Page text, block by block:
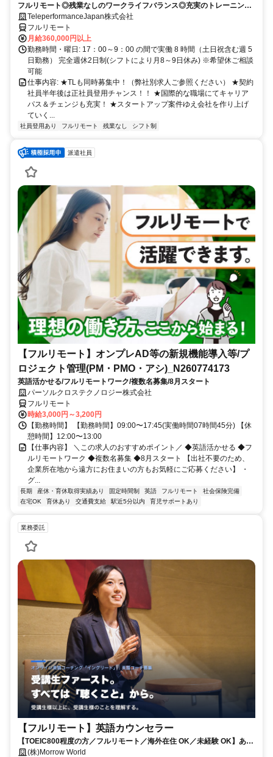
フルリモート◎残業なしのワークライフバランス◎充実のトレーニング
◎語学を活かして将来キャリア有望
TeleperformanceJapan株式会社
フルリモート
月給360,000円以上
勤務時間・曜日: 17：00～9：00 の間で実働 8 時間（土日祝含む週 5
日勤務） 完全週休2日制(シフトにより月8～9日休み) ※希望休ご相談
可能
仕事内容: ★TLも同時募集中！（弊社別求人ご参照ください） ★契約
社員半年後は正社員登用チャンス！！ ★国際的な職場にてキャリア
パス＆チェンジも充実！ ★スタートアップ案件ゆえ会社を作り上げ
ていく...
社員登用あり フルリモート 残業なし シフト制
派遣社員
【フルリモート】オンプレAD等の新規機能導入等/プ
ロジェクト管理(PM・PMO・アシ)_N260774173
英語活かせる/フルリモートワーク/複数名募集/8月スタート
パーソルクロステクノロジー株式会社
フルリモート
時給3,000円～3,200円
【勤務時間】 【勤務時間】09:00〜17:45(実働時間07時間45分) 【休
憩時間】12:00〜13:00
【仕事内容】 ＼この求人のおすすめポイント／ ◆英語活かせる ◆フ
ルリモートワーク ◆複数名募集 ◆8月スタート 【出社不要のため、
企業所在地から遠方にお住まいの方もお気軽にご応募ください】 ・
グ...
長期 産休・育休取得実績あり 固定時間制 英語 フルリモート
社会保険完備
在宅OK
育休あり 交通費支給 駅近5分以内 育児サポートあり
業務委託
【フルリモート】英語カウンセラー
【TOEIC800程度の方／フルリモート／海外在住 OK／未経験 OK】あな
たが英語学習で経験した失敗も成功も。すべてが、受講生の人生を変え
(株)Morrow World